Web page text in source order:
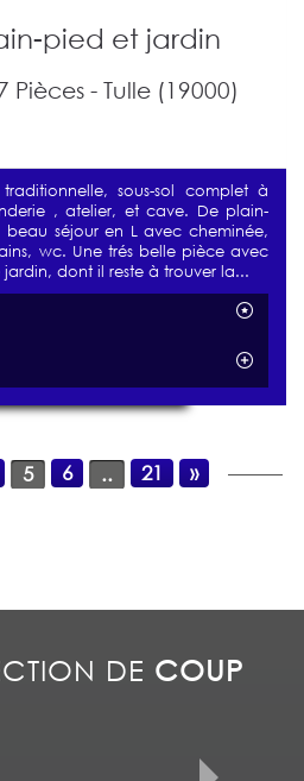
pied et jardin
Pièces - Tulle (19000)
sous-sol complet à
, atelier, et cave. De plain-
séjour en L avec cheminée,
wc. Une trés belle pièce avec
dont il reste à trouver la...
5 6 .. 21 »
DE COUP